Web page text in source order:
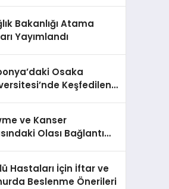
Bakanlığı Atama
Yayımlandı
Osaka
Keşfedilen
Proteini Hücresel
ve Kanser
Olası Bağlantı
Hastaları İçin İftar ve
Beslenme Önerileri